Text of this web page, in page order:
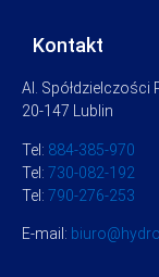
Kontakt
Al. Spółdzielczości
20-147 Lublin
Tel: 884-385-970
Tel: 730-082-192
Tel: 790-276-253
E-mail: